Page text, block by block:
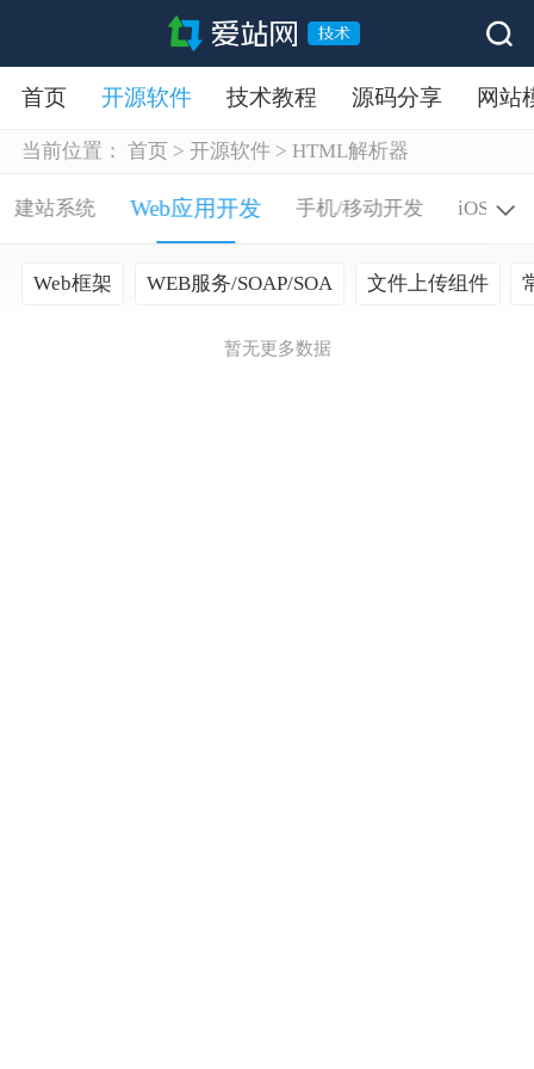
首页 开源软件 技术教程 源码分享 网站
当前位置： 首页 > 开源软件 > HTML解析器
建站系统 Web应用开发 手机/移动开发 iOS代码
Web框架 WEB服务/SOAP/SOA 文件上传组件
暂无更多数据